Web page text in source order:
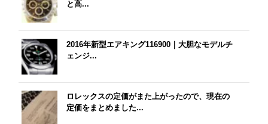
と高...
2016年新型エアキング116900｜大胆なモデルチ
ェンジ...
ロレックスの定価がまた上がったので、現在の
定価をまとめました...